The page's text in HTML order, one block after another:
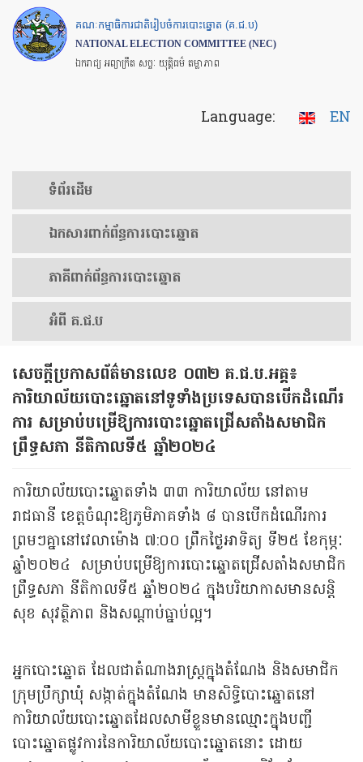
Skip
to
main
គណៈកម្មាធិការជាតិរៀបចំការបោះឆ្នោត (គ.ជ.ប)
NATIONAL ELECTION COMMITTEE (NEC)
ឯករាជ្យ អព្យាក្រឹត សច្ចៈ យុត្តិធម៌ តម្លាភាព
Language: EN
ទំព័រ​ដើម
ឯកសារ​ពាក់ព័ន្ធ​ការ​បោះឆ្នោត
​ភាគីពាក់ព័ន្ធ​​ការ​បោះឆ្នោត
អំពី គ.ជ.ប
សេចក្តីប្រកាសព័ត៌មានលេខ ០៣២ គ.ជ.ប.អគ្គ៖
ការិយាល័យបោះឆ្នោតនៅទូទាំងប្រទេសបានបើកដំណើរ
ការ សម្រាប់បម្រើឱ្យការបោះឆ្នោតជ្រើសតាំងសមាជិក
ព្រឹទ្ធសភា នីតិកាលទី៥ ឆ្នាំ២០២៤
ការិយាល័យបោះឆ្នោតទាំង ៣៣ ការិយាល័យ នៅតាម
រាជធានី ខេត្តចំណុះឱ្យភូមិភាគទាំង ៨ បានបើកដំណើរការ
ព្រមៗគ្នានៅវេលាម៉ោង ៧:០០ ព្រឹកថ្ងៃអាទិត្យ ទី២៥ ខែកុម្ភៈ
ឆ្នាំ២០២៤ សម្រាប់បម្រើឱ្យការបោះឆ្នោតជ្រើសតាំងសមាជិក
ព្រឹទ្ធសភា នីតិកាលទី៥ ឆ្នាំ២០២៤ ក្នុងបរិយាកាសមានសន្តិ
សុខ សុវត្ថិភាព និងសណ្ដាប់ធ្នាប់ល្អ។
អ្នកបោះឆ្នោត ដែលជាតំណាងរាស្រ្តក្នុងតំណែង និងសមាជិក
ក្រុមប្រឹក្សាឃុំ សង្កាត់ក្នុងតំណែង មានសិទ្ធិបោះឆ្នោតនៅ
ការិយាល័យបោះឆ្នោតដែលសាមីខ្លួនមានឈ្មោះក្នុងបញ្ជី
បោះឆ្នោតផ្លូវការនៃការិយាល័យបោះឆ្នោតនោះ ដោយ